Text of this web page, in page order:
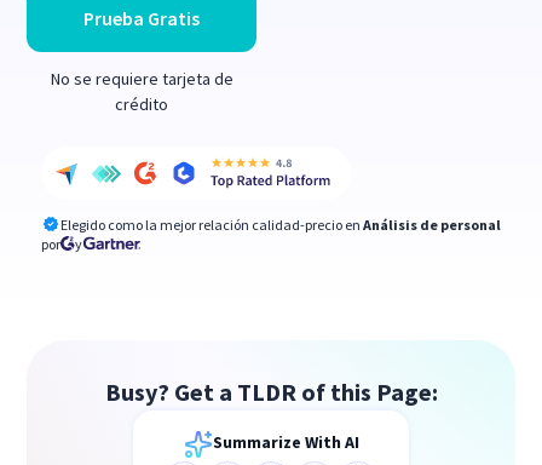
Prueba Gratis
No se requiere tarjeta de
crédito
Elegido como la mejor relación calidad-precio en Análisis de personal
por
y
Busy? Get a TLDR of this Page:
Summarize With AI